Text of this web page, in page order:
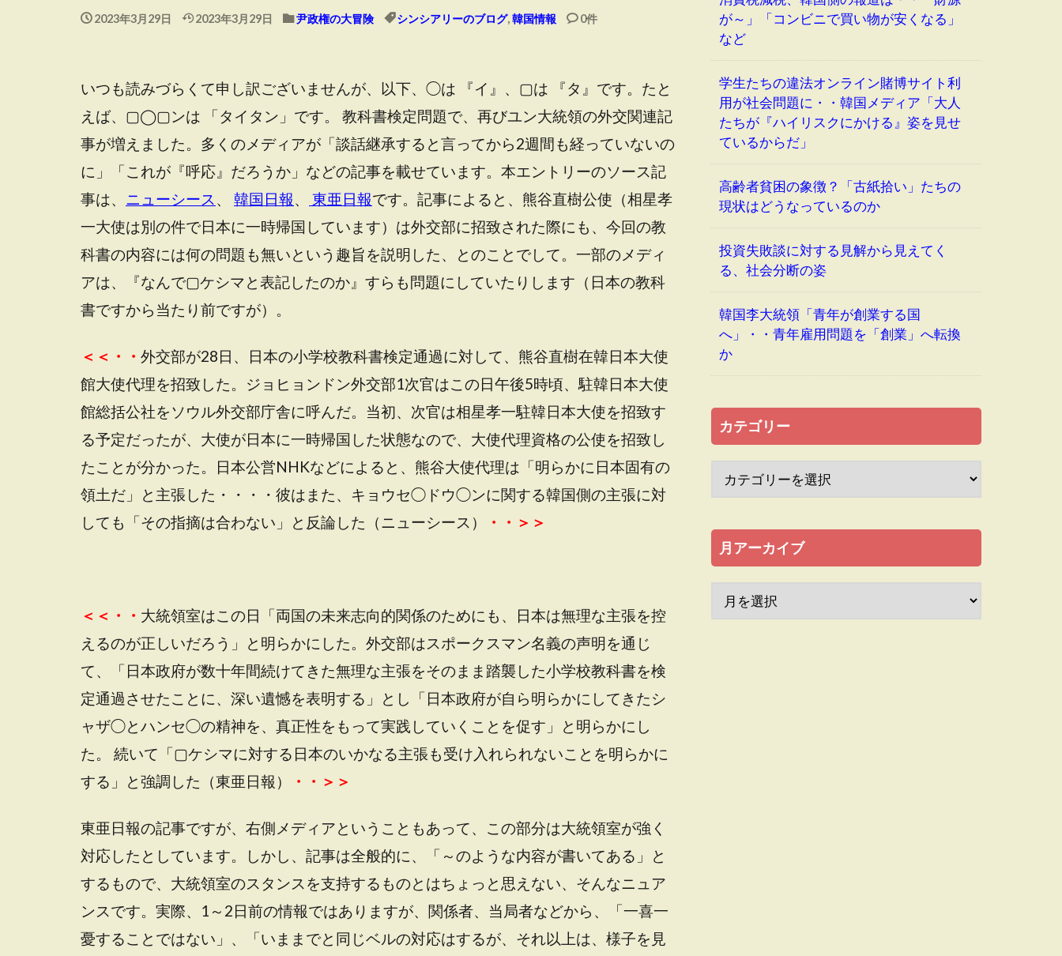
2023年3月29日 2023年3月29日 尹政権の大冒険 シンシアリーのブログ,韓国情報 0件
いつも読みづらくて申し訳ございませんが、以下、◯は 『イ』、▢は 『タ』です。たと
えば、▢◯▢ンは 「タイタン」です。 教科書検定問題で、再びユン大統領の外交関連記
事が増えました。多くのメディアが「談話継承すると言ってから2週間も経っていないの
に」「これが『呼応』だろうか」などの記事を載せています。本エントリーのソース記
事は、 ニューシース 、 韓国日報、 東亜日報です。記事によると、熊谷直樹公使（相星孝
一大使は別の件で日本に一時帰国しています）は外交部に招致された際にも、今回の教
科書の内容には何の問題も無いという趣旨を説明した、とのことでして。一部のメディ
アは、『なんで▢ケシマと表記したのか』すらも問題にしていたりします（日本の教科
書ですから当たり前ですが）。
＜＜・・ 外交部が28日、日本の小学校教科書検定通過に対して、熊谷直樹在韓日本大使
館大使代理を招致した。ジョヒョンドン外交部1次官はこの日午後5時頃、駐韓日本大使
館総括公社をソウル外交部庁舎に呼んだ。当初、次官は相星孝一駐韓日本大使を招致す
る予定だったが、大使が日本に一時帰国した状態なので、大使代理資格の公使を招致し
たことが分かった。日本公営NHKなどによると、熊谷大使代理は「明らかに日本固有の
領土だ」と主張した・・・・彼はまた、キョウセ◯ドウ◯ンに関する韓国側の主張に対
しても「その指摘は合わない」と反論した（ニューシース）
・・＞＞
＜＜・・ 大統領室はこの日「両国の未来志向的関係のためにも、日本は無理な主張を控
えるのが正しいだろう」と明らかにした。外交部はスポークスマン名義の声明を通じ
て、「日本政府が数十年間続けてきた無理な主張をそのまま踏襲した小学校教科書を検
定通過させたことに、深い遺憾を表明する」とし「日本政府が自ら明らかにしてきたシ
ャザ◯とハンセ◯の精神を、真正性をもって実践していくことを促す」と明らかにし
た。 続いて「▢ケシマに対する日本のいかなる主張も受け入れられないことを明らかに
する」と強調した（東亜日報）
・・＞＞
東亜日報の記事ですが、右側メディアということもあって、この部分は大統領室が強く
対応したとしています。しかし、記事は全般的に、「～のような内容が書いてある」と
するもので、大統領室のスタンスを支持するものとはちょっと思えない、そんなニュア
ンスです。実際、1～2日前の情報ではありますが、関係者、当局者などから、「一喜一
憂することではない」、「いままでと同じベルの対応はするが、それ以上は、様子を見
が～」「コンビニで買い物が安くなる」
など
学生たちの違法オンライン賭博サイト利
用が社会問題に・・韓国メディア「大人
たちが『ハイリスクにかける』姿を見せ
ているからだ」
高齢者貧困の象徴？「古紙拾い」たちの
現状はどうなっているのか
投資失敗談に対する見解から見えてく
る、社会分断の姿
韓国李大統領「青年が創業する国
へ」・・青年雇用問題を「創業」へ転換
か
カテゴリー
月アーカイブ